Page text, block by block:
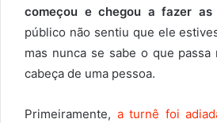
começou e chegou a fazer as
público não sentiu que ele
mas nunca se sabe o que
cabeça de uma pessoa.
Primeiramente, a turnê foi